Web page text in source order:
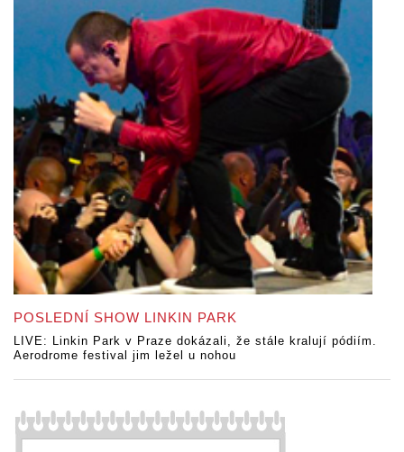
POSLEDNÍ SHOW LINKIN PARK
LIVE: Linkin Park v Praze dokázali, že stále kralují pódiím.
Aerodrome festival jim ležel u nohou